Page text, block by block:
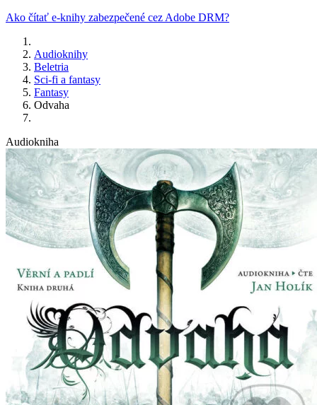
Ako čítať e-knihy zabezpečené cez Adobe DRM?
Audioknihy
Beletria
Sci-fi a fantasy
Fantasy
Odvaha
Audiokniha